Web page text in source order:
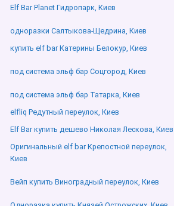
Elf Bar Planet Гидропарк, Киев
одноразки Салтыкова-Щедрина, Киев
купить elf bar Катерины Белокур, Киев
под система эльф бар Соцгород, Киев
под система эльф бар Татарка, Киев
elfliq Редутный переулок, Киев
Elf Bar купить дешево Николая Лескова, Киев
Оригинальный elf bar Крепостной переулок,
Киев
Вейп купить Виноградный переулок, Киев